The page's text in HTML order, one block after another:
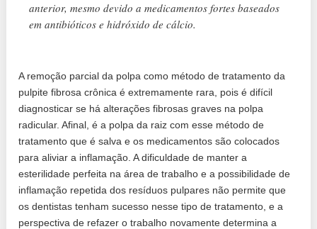
anterior, mesmo devido a medicamentos fortes baseados
em antibióticos e hidróxido de cálcio.
A remoção parcial da polpa como método de tratamento da
pulpite fibrosa crônica é extremamente rara, pois é difícil
diagnosticar se há alterações fibrosas graves na polpa
radicular. Afinal, é a polpa da raiz com esse método de
tratamento que é salva e os medicamentos são colocados
para aliviar a inflamação. A dificuldade de manter a
esterilidade perfeita na área de trabalho e a possibilidade de
inflamação repetida dos resíduos pulpares não permite que
os dentistas tenham sucesso nesse tipo de tratamento, e a
perspectiva de refazer o trabalho novamente determina a